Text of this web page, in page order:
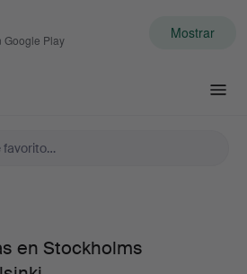
Google Play Mostrar
en Stockholms